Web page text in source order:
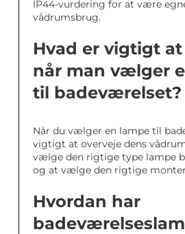
IP44-vurdering for at være
vådrumsbrug.
Hvad er vigtigt
når man vælger
til badeværelset?
Når du vælger en lampe til
vigtigt at overveje dens
vælge den rigtige type lampe
og at vælge den rigtige
Hvordan har